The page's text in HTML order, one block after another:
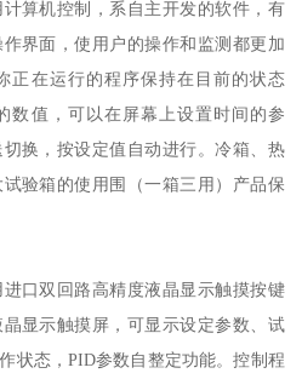
算机控制，系自主开发的软件，有
界面，使用户的操作和监测都更加
正在运行的程序保持在目前的状态
数值，可以在屏幕上设置时间的参
换，按设定值自动进行。冷箱、热
验箱的使用围（一箱三用）产品保
口双回路高精度液晶显示触摸按键
显示触摸屏，可显示设定参数、试
状态，PID参数自整定功能。控制程